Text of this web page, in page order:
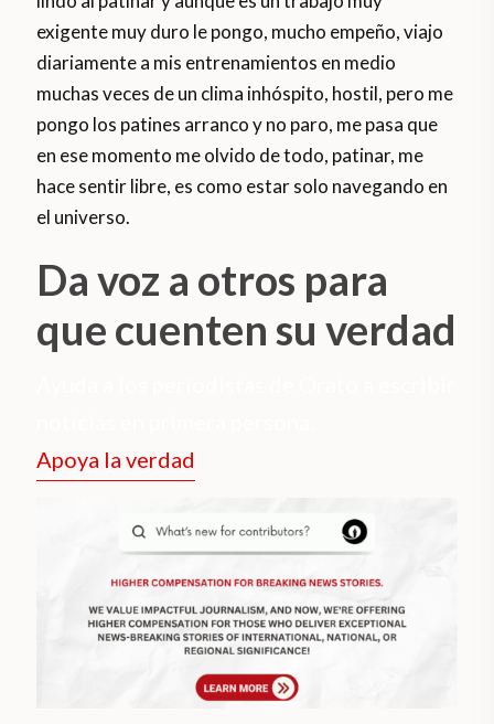
exigente muy duro le pongo, mucho empeño, viajo
diariamente a mis entrenamientos en medio
muchas veces de un clima inhóspito, hostil, pero me
pongo los patines arranco y no paro, me pasa que
en ese momento me olvido de todo, patinar, me
hace sentir libre, es como estar solo navegando en
el universo.
Da voz a otros para
que cuenten su verdad
Apoya la verdad